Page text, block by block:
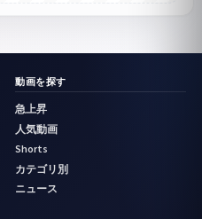
動画を探す
急上昇
人気動画
Shorts
カテゴリ別
ニュース